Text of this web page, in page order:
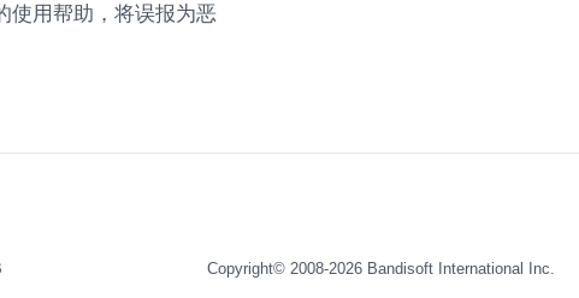
使用帮助，将误报为恶
Copyright© 2008-2026 Bandisoft International Inc.